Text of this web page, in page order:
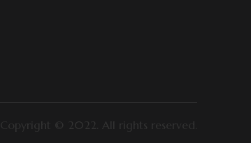
Copyright © 2022. All rights reserved.